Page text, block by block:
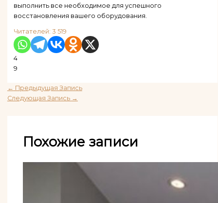
выполнить все необходимое для успешного
восстановления вашего оборудования.
Читателей: 3 519
4
9
← Предыдущая Запись
Следующая Запись →
Похожие записи